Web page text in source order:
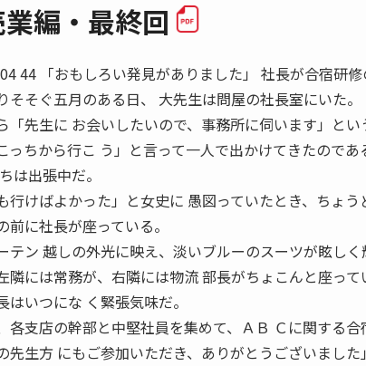
編・最終回
44 「おもしろい発見がありました」 社長が合宿研
そそぐ五月のある日、 大先生は問屋の社長室にいた。
「先生に お会いしたいので、事務所に伺います」と
っちから行こ う」と言って一人で出かけてきたのであ
は出張中だ。
行けばよかった」と女史に 愚図っていたとき、ちょ
前に社長が座っている。
テン 越しの外光に映え、淡いブルーのスーツが眩しく
隣には常務が、右隣には物流 部長がちょこんと座って
はいつにな く緊張気味だ。
各支店の幹部と中堅社員を集めて、ＡＢ Ｃに関する合
先生方 にもご参加いただき、ありがとうございまし